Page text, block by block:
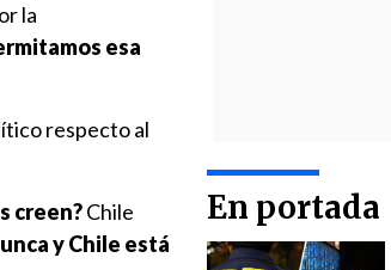
En portada
la
esa
respecto al
creen?Chile
y Chile está